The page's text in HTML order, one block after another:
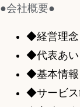
●会社概要●
◆経営理念
◆代表あい
◆基本情報
◆サービス